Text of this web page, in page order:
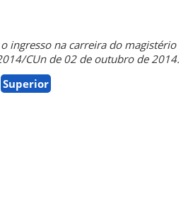
ingresso na carreira do magistério
CUn de 02 de outubro de 2014.
Superior